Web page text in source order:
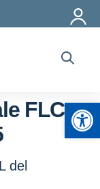
FLC
del